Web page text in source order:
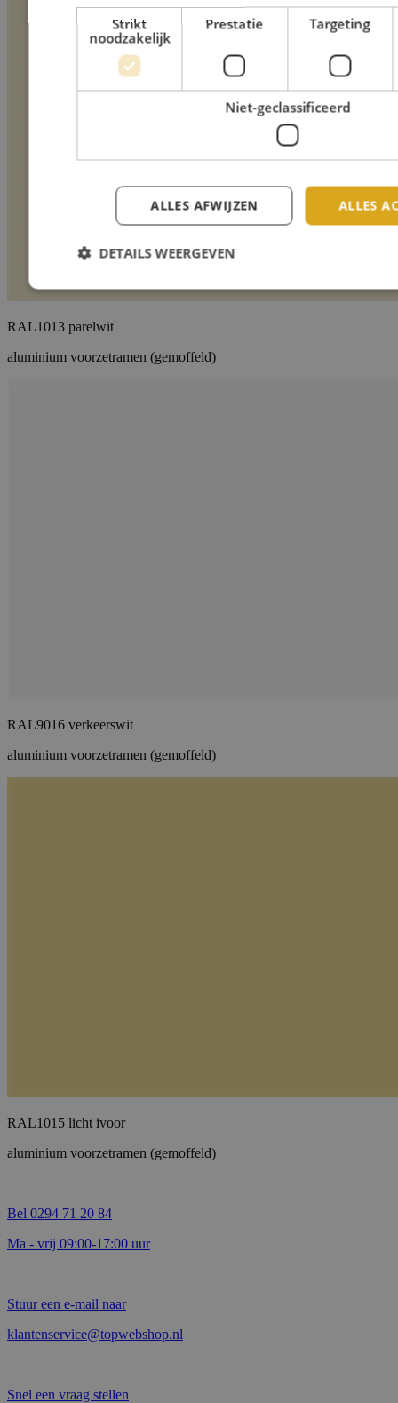
RAL1013 parelwit
aluminium voorzetramen (gemoffeld)
RAL9016 verkeerswit
aluminium voorzetramen (gemoffeld)
RAL1015 licht ivoor
aluminium voorzetramen (gemoffeld)
Bel 0294 71 20 84
Ma - vrij 09:00-17:00 uur
Stuur een e-mail naar
klantenservice@topwebshop.nl
Snel een vraag stellen
Strikt
noodzakelijk
Prestatie Targeting
Niet-geclassificeerd
ALLES
ALLES AFWIJZEN
DETAILS WEERGEVEN